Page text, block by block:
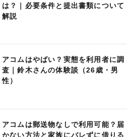
は？｜必要条件と提出書類について
解説
アコムはやばい？実態を利用者に調
査｜鈴木さんの体験談（26歳・男
性）
アコムは郵送物なしで利用可能？届
かない方法と家族にバレずに借りる